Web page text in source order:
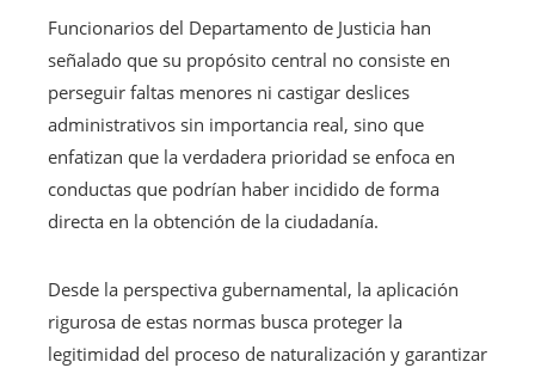
Funcionarios del Departamento de Justicia han
señalado que su propósito central no consiste en
perseguir faltas menores ni castigar deslices
administrativos sin importancia real, sino que
enfatizan que la verdadera prioridad se enfoca en
conductas que podrían haber incidido de forma
directa en la obtención de la ciudadanía.
Desde la perspectiva gubernamental, la aplicación
rigurosa de estas normas busca proteger la
legitimidad del proceso de naturalización y garantizar